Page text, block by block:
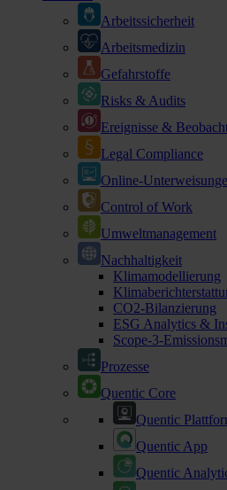
Arbeitssicherheit
Arbeitsmedizin
Gefahrstoffe
Risks & Audits
Ereignisse &
Legal Compliance
Online-
Control of Work
Umweltmanagement
Nachhaltigkeit
Klimamodellierung
CO2-Bilanzierung
ESG Analytics &
Scope-3-
Prozesse
Quentic Core
Quentic
Quentic App
Quentic